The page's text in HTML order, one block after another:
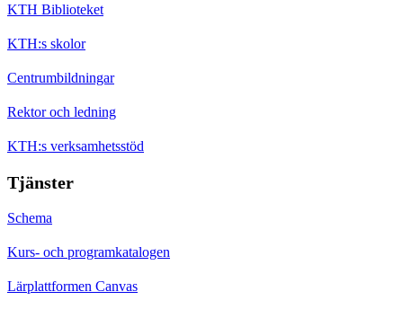
KTH Biblioteket
KTH:s skolor
Centrumbildningar
Rektor och ledning
KTH:s verksamhetsstöd
Tjänster
Schema
Kurs- och programkatalogen
Lärplattformen Canvas